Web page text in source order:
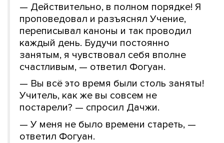
— Действительно, в полном порядке! Я
проповедовал и разъяснял Учение,
переписывал каноны и так проводил
каждый день. Будучи постоянно
занятым, я чувствовал себя вполне
счастливым, — ответил Фогуан.
— Вы всё это время были столь заняты!
Учитель, как же вы совсем не
постарели? — спросил Дачжи.
— У меня не было времени стареть, —
ответил Фогуан.